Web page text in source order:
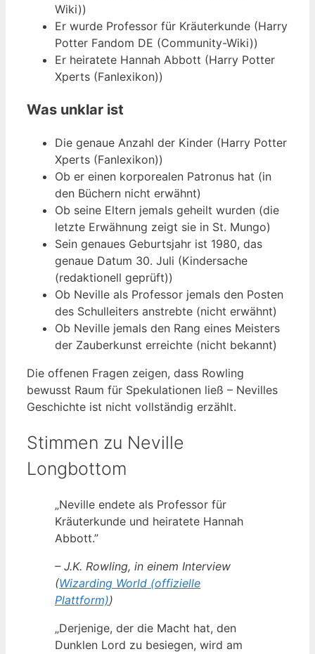
Wiki))
Er wurde Professor für Kräuterkunde (Harry
Potter Fandom DE (Community-Wiki))
Er heiratete Hannah Abbott (Harry Potter
Xperts (Fanlexikon))
Was unklar ist
Die genaue Anzahl der Kinder (Harry Potter
Xperts (Fanlexikon))
Ob er einen korporealen Patronus hat (in
den Büchern nicht erwähnt)
Ob seine Eltern jemals geheilt wurden (die
letzte Erwähnung zeigt sie in St. Mungo)
Sein genaues Geburtsjahr ist 1980, das
genaue Datum 30. Juli (Kindersache
(redaktionell geprüft))
Ob Neville als Professor jemals den Posten
des Schulleiters anstrebte (nicht erwähnt)
Ob Neville jemals den Rang eines Meisters
der Zauberkunst erreichte (nicht bekannt)
Die offenen Fragen zeigen, dass Rowling
bewusst Raum für Spekulationen ließ – Nevilles
Geschichte ist nicht vollständig erzählt.
Stimmen zu Neville
Longbottom
„Neville endete als Professor für
Kräuterkunde und heiratete Hannah
Abbott.”
– J.K. Rowling, in einem Interview
(Wizarding World (offizielle
Plattform))
„Derjenige, der die Macht hat, den
Dunklen Lord zu besiegen, wird am